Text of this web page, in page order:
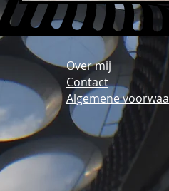
Over mij
Contact
Algemene